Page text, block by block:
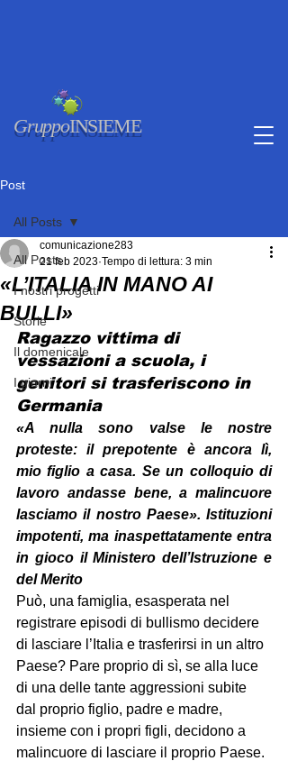
GruppoINSIEME
Post
All Posts
I nostri progetti
Storie
Il domenicale
I giorni
All Posts
«L’ITALIA IN MANO AI
BULLI»
comunicazione283
21 feb 2023 Tempo di lettura: 3 min
Ragazzo vittima di
vessazioni a scuola, i
genitori si trasferiscono in
Germania
«A nulla sono valse le nostre
proteste: il prepotente è ancora lì,
mio figlio a casa. Se un colloquio di
lavoro andasse bene, a malincuore
lasciamo il nostro Paese». Istituzioni
impotenti, ma inaspettatamente entra
in gioco il Ministero dell’Istruzione e
del Merito
Può, una famiglia, esasperata nel
registrare episodi di bullismo decidere
di lasciare l’Italia e trasferirsi in un altro
Paese? Pare proprio di sì, se alla luce
di una delle tante aggressioni subite
dal proprio figlio, padre e madre,
insieme con i propri figli, decidono a
malincuore di lasciare il proprio Paese.